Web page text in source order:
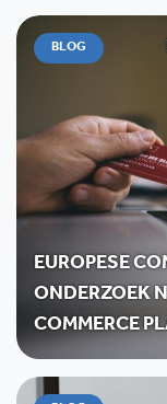
BLOG
EUROPESE
ONDERZOEK
COMMERCE